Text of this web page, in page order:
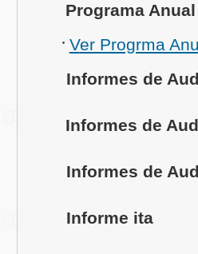
Programa
Ver Progrma
Informes de
Informes de
Informes de
Informe ita